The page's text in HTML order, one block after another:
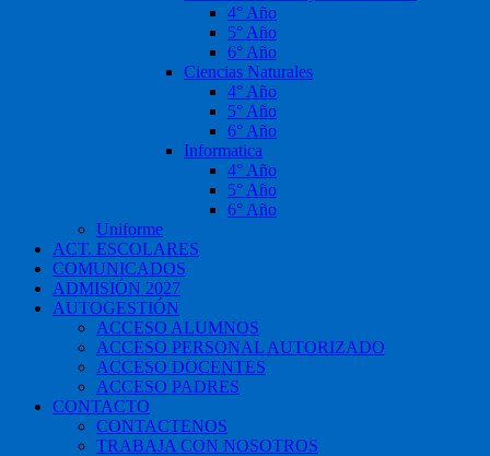
4° Año
5° Año
6° Año
Ciencias Naturales
4° Año
5° Año
6° Año
Informatica
4° Año
5° Año
6° Año
Uniforme
ACT. ESCOLARES
COMUNICADOS
ADMISIÓN 2027
AUTOGESTIÓN
ACCESO ALUMNOS
ACCESO PERSONAL AUTORIZADO
ACCESO DOCENTES
ACCESO PADRES
CONTACTO
CONTACTENOS
TRABAJA CON NOSOTROS